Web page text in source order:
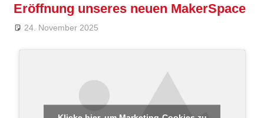
Eröffnung unseres neuen MakerSpace
24. November 2025